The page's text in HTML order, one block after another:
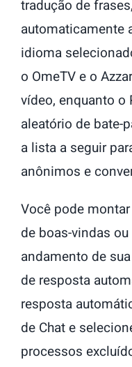
tradução de
automaticamente
idioma
o OmeTV e o
vídeo, enquanto o
aleatório de bate-
a lista a seguir
anônimos e
Você pode
de boas-vindas
andamento de
de resposta
resposta
de Chat e
processos